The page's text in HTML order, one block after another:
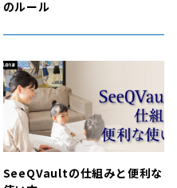
のルール
SeeQVaultの仕組みと便利な